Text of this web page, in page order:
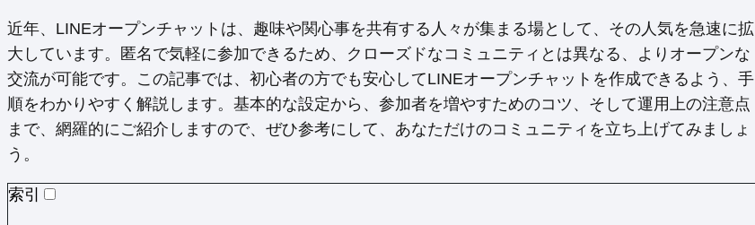
近年、LINEオープンチャットは、趣味や関心事を共有する人々が集まる場として、その人気を急速に拡
大しています。匿名で気軽に参加できるため、クローズドなコミュニティとは異なる、よりオープンな
交流が可能です。この記事では、初心者の方でも安心してLINEオープンチャットを作成できるよう、手
順をわかりやすく解説します。基本的な設定から、参加者を増やすためのコツ、そして運用上の注意点
まで、網羅的にご紹介しますので、ぜひ参考にして、あなただけのコミュニティを立ち上げてみましょ
う。
索引